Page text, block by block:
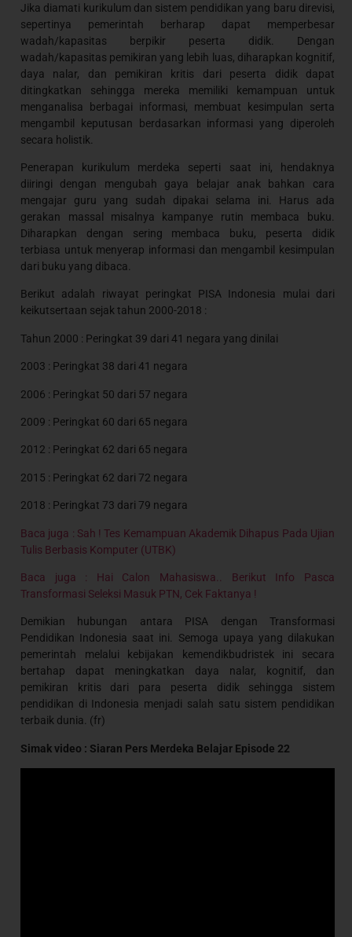
Jika diamati kurikulum dan sistem pendidikan yang baru direvisi,
sepertinya pemerintah berharap dapat memperbesar
wadah/kapasitas berpikir peserta didik. Dengan
wadah/kapasitas pemikiran yang lebih luas, diharapkan kognitif,
daya nalar, dan pemikiran kritis dari peserta didik dapat
ditingkatkan sehingga mereka memiliki kemampuan untuk
menganalisa berbagai informasi, membuat kesimpulan serta
mengambil keputusan berdasarkan informasi yang diperoleh
secara holistik.
Penerapan kurikulum merdeka seperti saat ini, hendaknya
diiringi dengan mengubah gaya belajar anak bahkan cara
mengajar guru yang sudah dipakai selama ini. Harus ada
gerakan massal misalnya kampanye rutin membaca buku.
Diharapkan dengan sering membaca buku, peserta didik
terbiasa untuk menyerap informasi dan mengambil kesimpulan
dari buku yang dibaca.
Berikut adalah riwayat peringkat PISA Indonesia mulai dari
keikutsertaan sejak tahun 2000-2018 :
Tahun 2000 : Peringkat 39 dari 41 negara yang dinilai
2003 : Peringkat 38 dari 41 negara
2006 : Peringkat 50 dari 57 negara
2009 : Peringkat 60 dari 65 negara
2012 : Peringkat 62 dari 65 negara
2015 : Peringkat 62 dari 72 negara
2018 : Peringkat 73 dari 79 negara
Baca juga : Sah ! Tes Kemampuan Akademik Dihapus Pada Ujian
Tulis Berbasis Komputer (UTBK)
Baca juga : Hai Calon Mahasiswa.. Berikut Info Pasca
Transformasi Seleksi Masuk PTN, Cek Faktanya !
Demikian hubungan antara PISA dengan Transformasi
Pendidikan Indonesia saat ini. Semoga upaya yang dilakukan
pemerintah melalui kebijakan kemendikbudristek ini secara
bertahap dapat meningkatkan daya nalar, kognitif, dan
pemikiran kritis dari para peserta didik sehingga sistem
pendidikan di Indonesia menjadi salah satu sistem pendidikan
terbaik dunia. (fr)
Simak video : Siaran Pers Merdeka Belajar Episode 22